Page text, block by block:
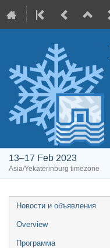
13–17 Feb 2023
Asia/Yekaterinburg timezone
Event
menu
Новости и объявления
Overview
Программа